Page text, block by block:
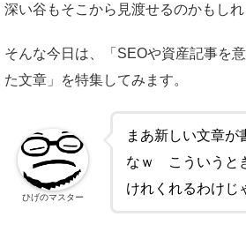
深い谷もそこから見渡せるのかもしれ
そんな今日は、「SEOや資産記事を
た文章」を特集してみます。
まあ新しい文章が
なｗ こういうと
けれくれるわけじ
ひげのマスター